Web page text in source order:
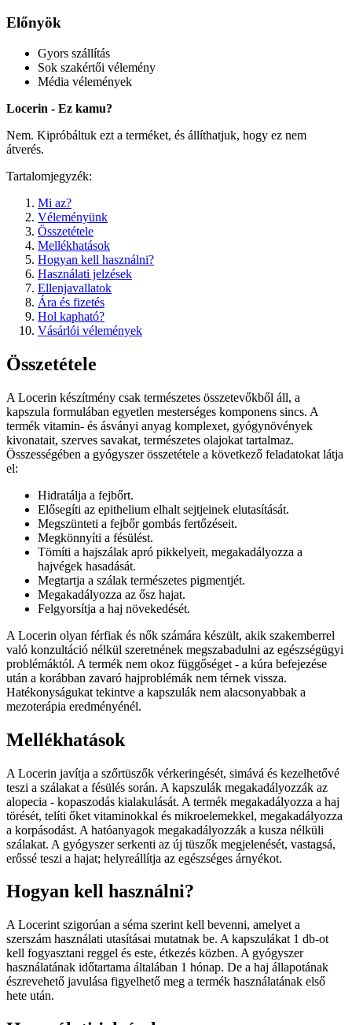
Előnyök
Gyors szállítás
Sok szakértői vélemény
Média vélemények
Locerin - Ez kamu?
Nem. Kipróbáltuk ezt a terméket, és állíthatjuk, hogy ez nem
átverés.
Tartalomjegyzék:
Mi az?
Véleményünk
Összetétele
Mellékhatások
Hogyan kell használni?
Használati jelzések
Ellenjavallatok
Ára és fizetés
Hol kapható?
Vásárlói vélemények
Összetétele
A Locerin készítmény csak természetes összetevőkből áll, a
kapszula formulában egyetlen mesterséges komponens sincs. A
termék vitamin- és ásványi anyag komplexet, gyógynövények
kivonatait, szerves savakat, természetes olajokat tartalmaz.
Összességében a gyógyszer összetétele a következő feladatokat látja
el:
Hidratálja a fejbőrt.
Elősegíti az epithelium elhalt sejtjeinek elutasítását.
Megszünteti a fejbőr gombás fertőzéseit.
Megkönnyíti a fésülést.
Tömíti a hajszálak apró pikkelyeit, megakadályozza a
hajvégek hasadását.
Megtartja a szálak természetes pigmentjét.
Megakadályozza az ősz hajat.
Felgyorsítja a haj növekedését.
A Locerin olyan férfiak és nők számára készült, akik szakemberrel
való konzultáció nélkül szeretnének megszabadulni az egészségügyi
problémáktól. A termék nem okoz függőséget - a kúra befejezése
után a korábban zavaró hajproblémák nem térnek vissza.
Hatékonyságukat tekintve a kapszulák nem alacsonyabbak a
mezoterápia eredményénél.
Mellékhatások
A Locerin javítja a szőrtüszők vérkeringését, simává és kezelhetővé
teszi a szálakat a fésülés során. A kapszulák megakadályozzák az
alopecia - kopaszodás kialakulását. A termék megakadályozza a haj
törését, telíti őket vitaminokkal és mikroelemekkel, megakadályozza
a korpásodást. A hatóanyagok megakadályozzák a kusza nélküli
szálakat. A gyógyszer serkenti az új tüszők megjelenését, vastagsá,
erőssé teszi a hajat; helyreállítja az egészséges árnyékot.
Hogyan kell használni?
A Locerint szigorúan a séma szerint kell bevenni, amelyet a
szerszám használati utasításai mutatnak be. A kapszulákat 1 db-ot
kell fogyasztani reggel és este, étkezés közben. A gyógyszer
használatának időtartama általában 1 hónap. De a haj állapotának
észrevehető javulása figyelhető meg a termék használatának első
hete után.